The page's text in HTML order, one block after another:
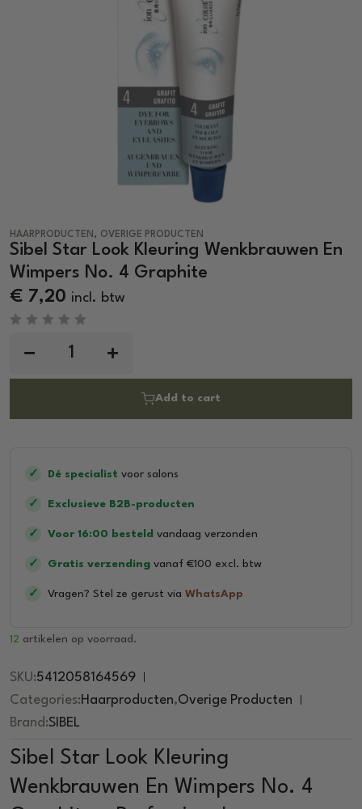
HAARPRODUCTEN , OVERIGE PRODUCTEN
Sibel Star Look Kleuring Wenkbrauwen En
Wimpers No. 4 Graphite
€ 7,20 incl. btw
d
Add to cart
✓ Dé specialist voor salons
✓ Exclusieve B2B-producten
✓ Voor 16:00 besteld vandaag verzonden
✓ Gratis verzending vanaf €100 excl. btw
✓ Vragen? Stel ze gerust via WhatsApp
12 artikelen op voorraad.
SKU:5412058164569
Categories:Haarproducten,Overige Producten
Brand:SIBEL
Sibel Star Look Kleuring
Wenkbrauwen En Wimpers No. 4